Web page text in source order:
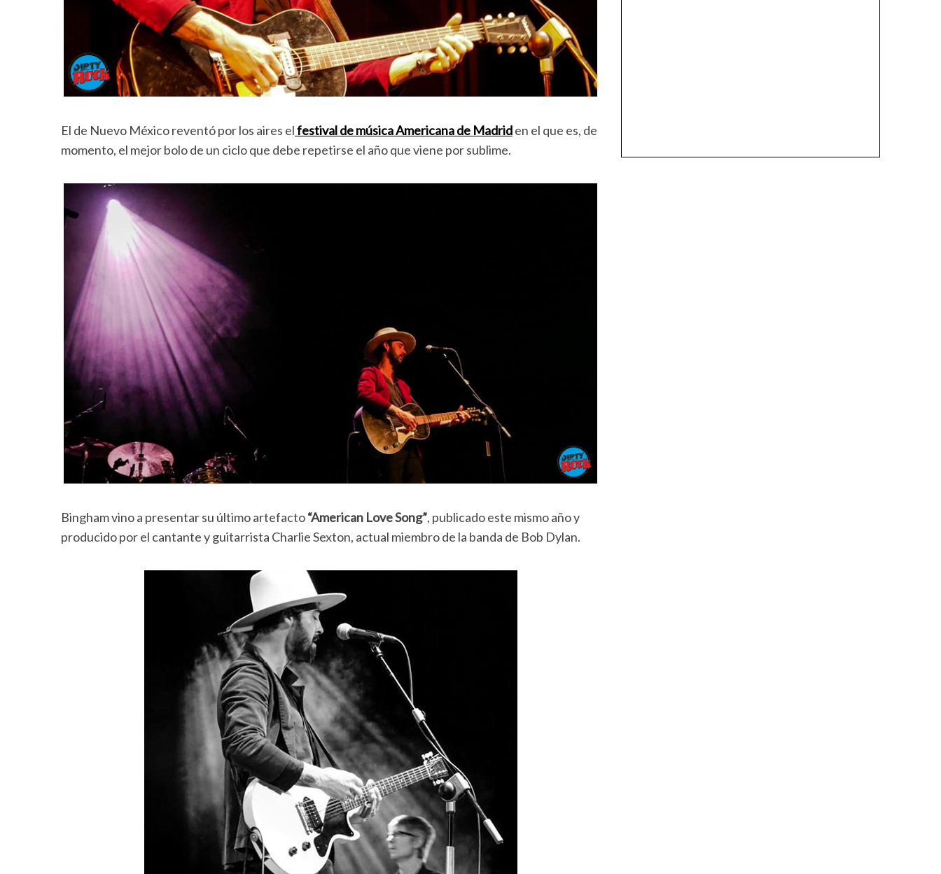
El de Nuevo México reventó por los aires elfestival de música Americana de Madriden el que es, de
momento, el mejor bolo de un ciclo que debe repetirse el año que viene por sublime.
Bingham vino a presentar su último artefacto“American Love Song”, publicado este mismo año y
producido por el cantante y guitarrista Charlie Sexton, actual miembro de la banda de Bob Dylan.